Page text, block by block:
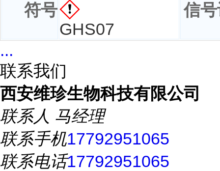
符号
GHS07
信
...
联系我们
西安维珍生物科技有限公司
联系人 马经理
联系手机17792951065
联系电话17792951065